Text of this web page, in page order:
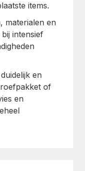
items.
materialen en
intensief
en
of
en